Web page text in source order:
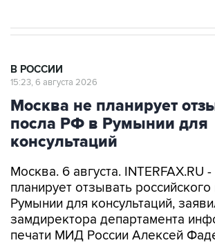
В РОССИИ
15:23, 6 августа 2026
Москва не планирует
посла РФ в Румынии для
консультаций
Москва. 6 августа. INTERFAX.RU
планирует отзывать российского
Румынии для консультаций,
замдиректора департамента
печати МИД России Алексей